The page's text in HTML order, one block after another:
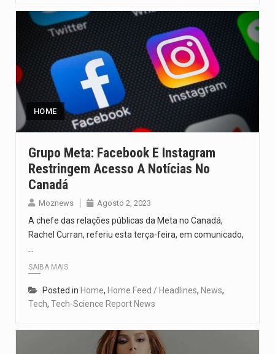
HOME
Grupo Meta: Facebook E Instagram
Restringem Acesso A Notícias No
Canadá
Moznews Agosto 2, 2023
A chefe das relações públicas da Meta no Canadá,
Rachel Curran, referiu esta terça-feira, em comunicado,
SAIBA MAIS
Posted in Home, Home Feed / Headlines, News,
Tech, Tech-Science Report News